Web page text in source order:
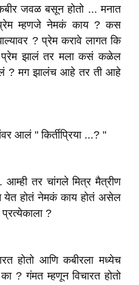
जवळ बसून होतो ... मनात
म्हणजे नेमकं काय ? कस
? प्रेम करावे लागत कि
झालं तर मला कसं कळेल
? मग झालंच आहे तर ती आहे
आलं " किर्तीप्रिया ...? "
तर चांगले मित्र मैत्रीण
येत होतं नेमकं काय होतं असेल
?
होतो आणि कबीरला मध्येच
? गंमत म्हणून विचारत होतो